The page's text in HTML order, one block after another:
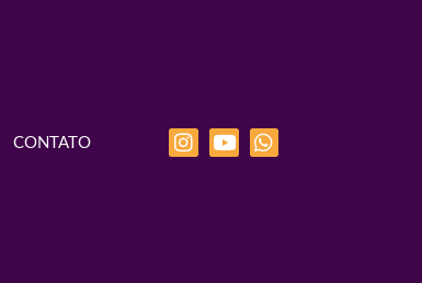
CONTATO